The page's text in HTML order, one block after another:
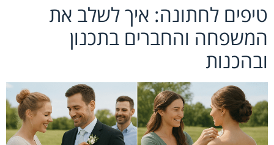
טיפים לחתונה: איך לשלב את
המשפחה והחברים בתכנון
ובהכנות